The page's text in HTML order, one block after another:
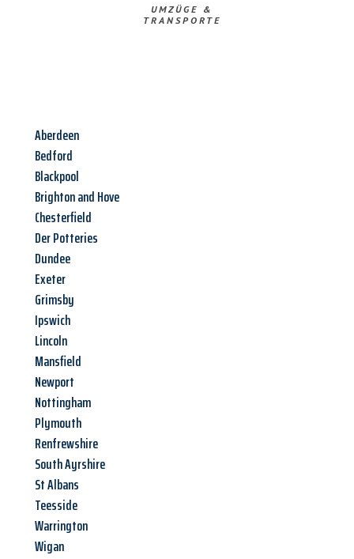
UMZÜGE &
TRANSPORTE
Aberdeen
Bedford
Blackpool
Brighton and Hove
Chesterfield
Der Potteries
Dundee
Exeter
Grimsby
Ipswich
Lincoln
Mansfield
Newport
Nottingham
Plymouth
Renfrewshire
South Ayrshire
St Albans
Teesside
Warrington
Wigan